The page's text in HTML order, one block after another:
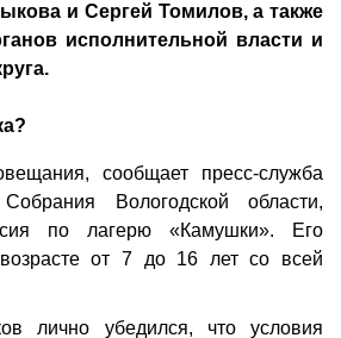
и Сергей Томилов, а также
исполнительной власти и
сообщает пресс-служба
Собрания Вологодской области,
по лагерю «Камушки». Его
от 7 до 16 лет со всей
лично убедился, что условия